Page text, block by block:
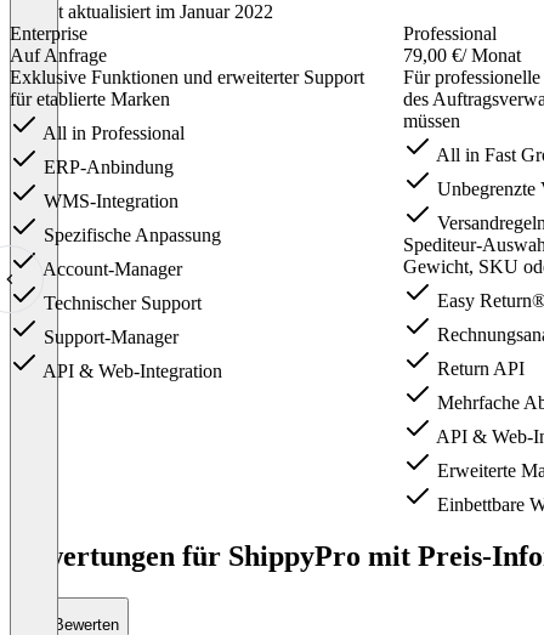
Zuletzt aktualisiert im Januar 2022
Enterprise
Auf Anfrage
Exklusive Funktionen und erweiterter Support
für etablierte Marken
All in Professional
ERP-Anbindung
WMS-Integration
Spezifische Anpassung
Account-Manager
Technischer Support
Support-Manager
API & Web-Integration
Professional
79,00 €/ Monat
Für
des
müssen
All in Fast
Unbegrenzte
Spediteur-
Gewicht, SKU
Easy
Return API
Mehrfache
API & Web-
Erweiterte
Einbettbare
Bewertungen für ShippyPro mit Preis-
Bewerten